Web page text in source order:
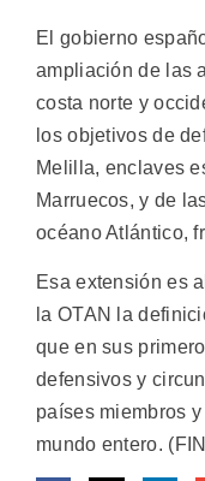
El gobierno
ampliación de las
costa norte y
los objetivos de
Melilla, enclaves
Marruecos, y de
océano Atlántico,
Esa extensión es
la OTAN la
que en sus
defensivos y
países miembros
mundo entero.